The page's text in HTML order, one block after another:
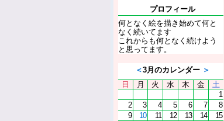
プロフィール
何となく絵を描き始めて何と
なく続いてます
これからも何となく続けよう
と思ってます。
＜3月のカレンダー ＞
日
月 火 水 木 金
土
1
2
3 4 5 6 7
8
9
10 11 12 13 14
15